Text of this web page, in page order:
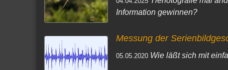
Information gewinnen?
Messung der
05.05.2020 Wie läßt sich mit